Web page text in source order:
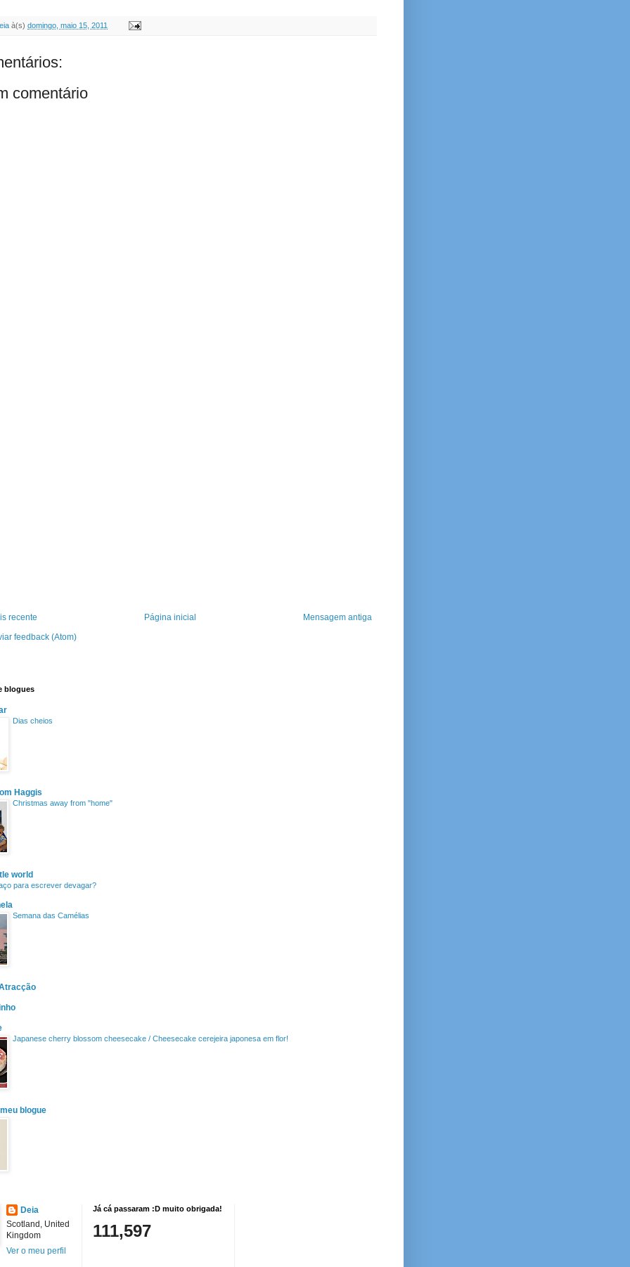
à(s) domingo, maio 15, 2011
comentário
recente Mensagem antiga
Página inicial
feedback (Atom)
blogues
Dias cheios
Haggis
Christmas away from "home"
world
para escrever devagar?
Semana das Camélias
Japanese cherry blossom cheesecake / Cheesecake cerejeira japonesa em flor!
blogue
Deia
Scotland, United
Kingdom
Ver o meu perfil
Já cá passaram :D muito obrigada!
111,597